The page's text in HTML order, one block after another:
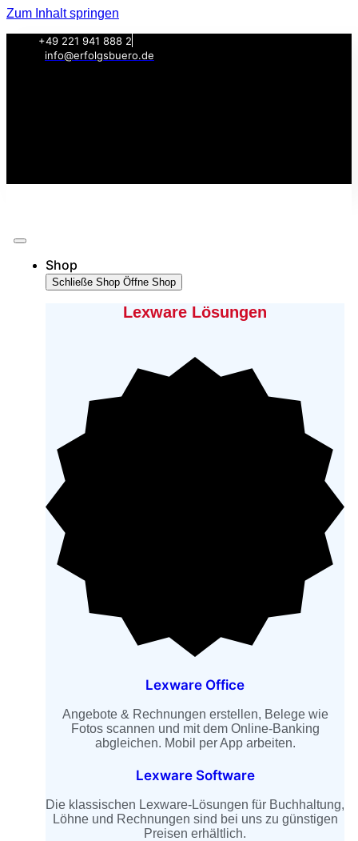
Zum Inhalt springen
+49 221 941 888 2
info@erfolgsbuero.de
Shop
Schließe Shop Öffne Shop
Lexware Lösungen
Lexware Office
Angebote & Rechnungen erstellen, Belege wie
Fotos scannen und mit dem Online-Banking
abgleichen. Mobil per App arbeiten.
Lexware Software
Die klassischen Lexware-Lösungen für Buchhaltung,
Löhne und Rechnungen sind bei uns zu günstigen
Preisen erhältlich.